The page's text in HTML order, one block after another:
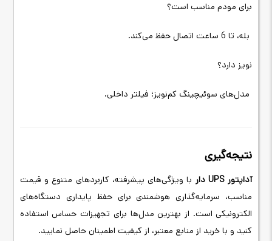
برای مودم مناسب است؟
بله، تا 6 ساعت اتصال حفظ می‌کند .
نویز دارد؟
مدل‌های سوئیچینگ کم‌نویز؛ فیلتر داخلی.
نتیجه‌گیری
آداپتور UPSدار با ویژگی‌های پیشرفته، کاربردهای متنوع و قیمت
مناسب، سرمایه‌گذاری هوشمندی برای حفظ پایداری دستگاه‌های
الکترونیکی است. از بهترین مدل‌ها برای تجهیزات حساس استفاده
کنید و با خرید از منابع معتبر، از کیفیت اطمینان حاصل نمایید.